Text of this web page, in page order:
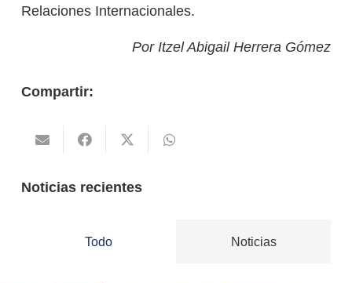
Relaciones Internacionales.
Por Itzel Abigail Herrera Gómez
Compartir:
Noticias recientes
Todo Noticias